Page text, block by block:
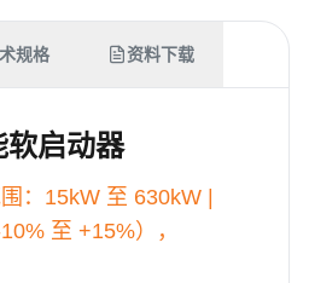
规格 资料下载
启动器
：15kW 至 630kW |
至 +15%），